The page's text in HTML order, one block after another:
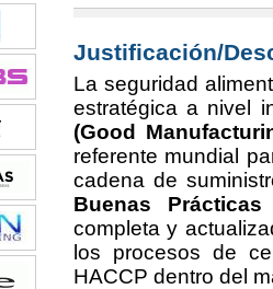
Justificación/
La seguridad
estratégica a nivel
(Good
referente mundial
cadena de
Buenas
completa y
los procesos de
HACCP dentro del